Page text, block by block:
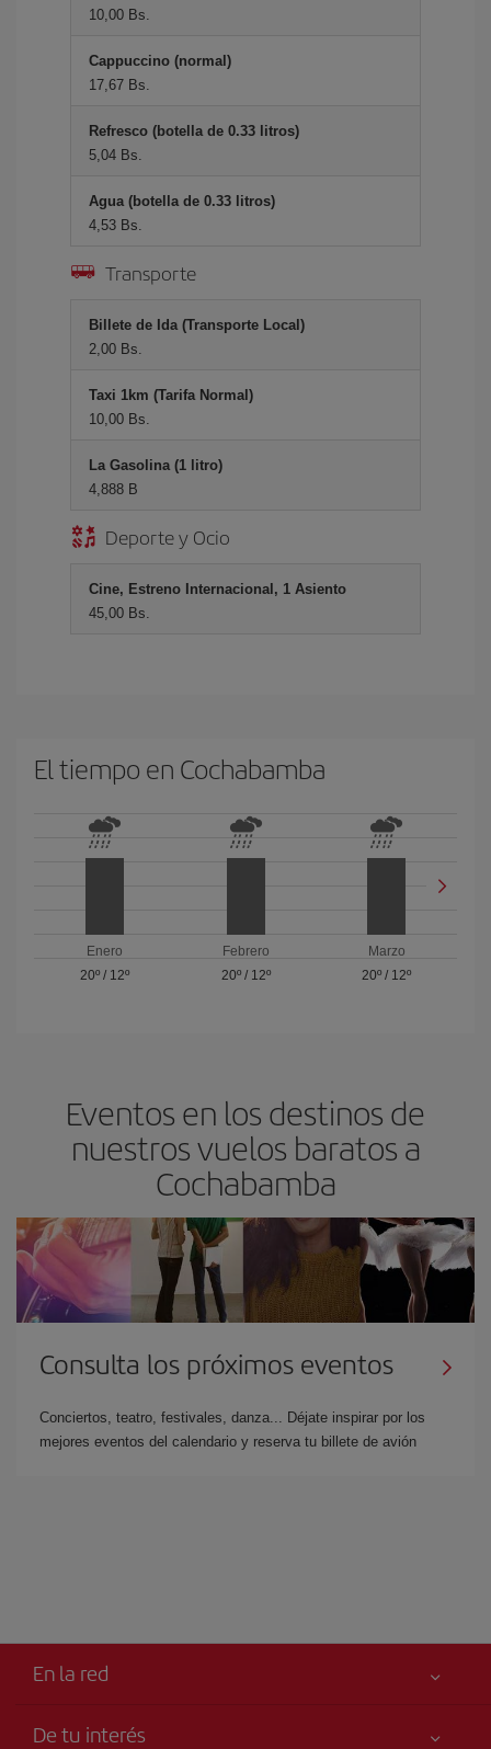
10,00 Bs.
Cappuccino (normal)
17,67 Bs.
Refresco (botella de 0.33 litros)
5,04 Bs.
Agua (botella de 0.33 litros)
4,53 Bs.
Transporte
Billete de Ida (Transporte Local)
2,00 Bs.
Taxi 1km (Tarifa Normal)
10,00 Bs.
La Gasolina (1 litro)
4,888 B
Deporte y Ocio
Cine, Estreno Internacional, 1 Asiento
45,00 Bs.
El tiempo en Cochabamba
Enero
20º/ 12º
Febrero
20º/ 12º
Marzo
20º / 12º
Eventos en los destinos de
nuestros vuelos baratos a
Cochabamba
Consulta los próximos eventos
Conciertos, teatro, festivales, danza... Déjate inspirar por los
mejores eventos del calendario y reserva tu billete de avión
En la red
De tu interés